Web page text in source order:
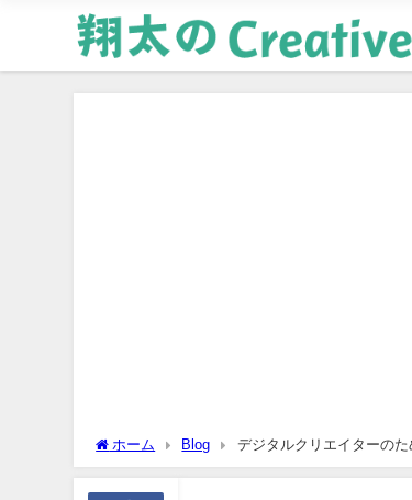
ホーム Blog デジタルクリエイターの